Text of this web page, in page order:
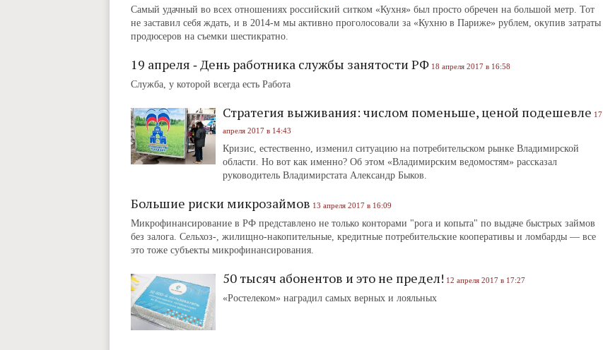
Самый удачный во всех отношениях российский ситком «Кухня» был просто обречен на большой метр. Тот
не заставил себя ждать, и в 2014-м мы активно проголосовали за «Кухню в Париже» рублем, окупив затраты
продюсеров на съемки шестикратно.
19 апреля ‑ День работника службы занятости РФ 18 апреля 2017 в 16:58
Служба, у которой всегда есть Работа
Стратегия выживания: числом поменьше, ценой подешевле 17
апреля 2017 в 14:43
Кризис, естественно, изменил ситуацию на потребительском рынке Владимирской
области. Но вот как именно? Об этом «Владимирским ведомостям» рассказал
руководитель Владимирстата Александр Быков.
Большие риски микрозаймов 13 апреля 2017 в 16:09
Микрофинансирование в РФ представлено не только конторами "рога и копыта" по выдаче быстрых займов
без залога. Сельхоз-, жилищно-накопительные, кредитные потребительские кооперативы и ломбарды — все
это тоже субъекты микрофинансирования.
50 тысяч абонентов и это не предел! 12 апреля 2017 в 17:27
«Ростелеком» наградил самых верных и лояльных